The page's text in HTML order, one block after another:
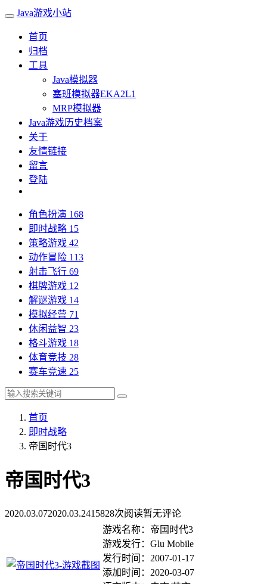
Java游戏小站
首页
归档
工具
Java模拟器
塞班模拟器EKA2L1
MRP模拟器
Java游戏历史档案
关于
友情链接
留言
登陆
角色扮演 168
即时战略 15
策略游戏 42
动作冒险 113
射击飞行 69
棋牌游戏 12
解谜游戏 14
模拟经营 71
休闲益智 23
格斗游戏 18
体育竞技 28
赛车竞速 25
首页
即时战略
帝国时代3
帝国时代3
2020.03.072020.03.2415828次阅读暂无评论
游戏名称：帝国时代3
游戏发行：Glu Mobile
发行时间：2007-01-17
添加时间：2020-03-07